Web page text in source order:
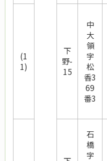
(1
1)
下
野-
15
中
大
領
字
松
香3
69
番3
石
橋
字